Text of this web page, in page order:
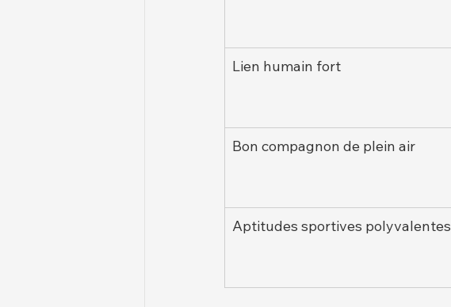
Lien humain fort
Bon compagnon de plein air
Aptitudes sportives polyvalentes